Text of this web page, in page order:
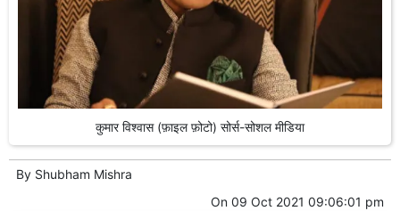
कुमार विश्वास (फ़ाइल फ़ोटो) सोर्स-सोशल मीडिया
By Shubham Mishra
On 09 Oct 2021 09:06:01 pm